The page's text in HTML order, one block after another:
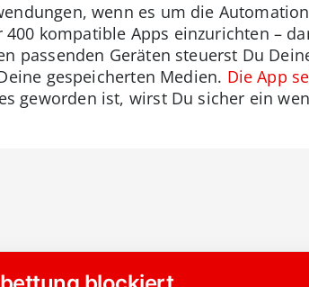
wenn es um die
kompatible Apps einzurichten –
passenden Geräten steuerst Du
gespeicherten Medien. Die App
geworden ist, wirst Du sicher ein